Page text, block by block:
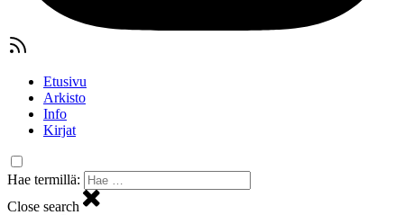
Etusivu
Arkisto
Info
Kirjat
Hae termillä:
Close search